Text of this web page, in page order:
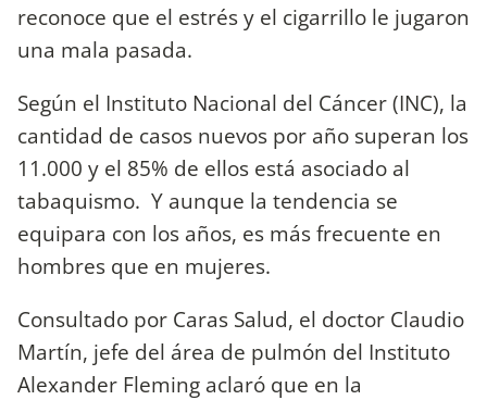
reconoce que el estrés y el cigarrillo le jugaron
una mala pasada.
Según el Instituto Nacional del Cáncer (INC), la
cantidad de casos nuevos por año superan los
11.000 y el 85% de ellos está asociado al
tabaquismo. Y aunque la tendencia se
equipara con los años, es más frecuente en
hombres que en mujeres.
Consultado por Caras Salud, el doctor Claudio
Martín, jefe del área de pulmón del Instituto
Alexander Fleming aclaró que en la